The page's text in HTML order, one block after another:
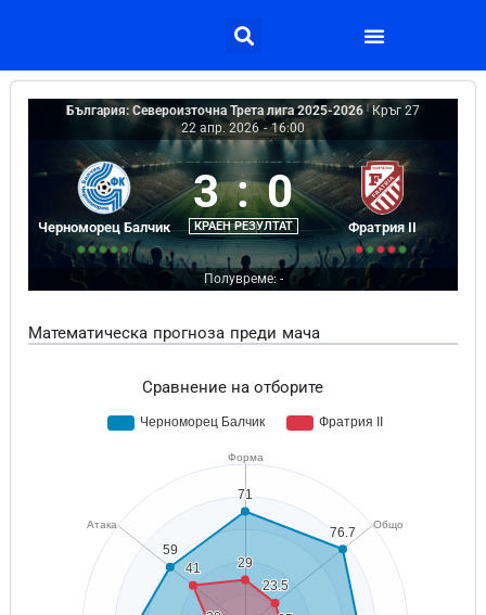
България: Североизточна Трета лига 2025-2026 Кръг 27
22 апр. 2026 - 16:00
Черноморец Балчик
3 : 0
КРАЕН РЕЗУЛТАТ Фратрия II
Полувреме: -
Математическа прогноза преди мача
Сравнение на отборите